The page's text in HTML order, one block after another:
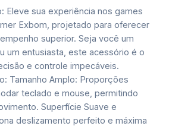
Eleve sua experiência nos games
Exbom, projetado para oferecer
superior. Seja você um
um entusiasta, este acessório é o
e controle impecáveis.
Tamanho Amplo: Proporções
teclado e mouse, permitindo
Superfície Suave e
deslizamento perfeito e máxima